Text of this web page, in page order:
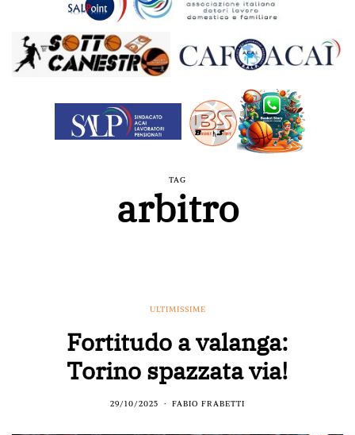
TAG
arbitro
ULTIMISSIME
Fortitudo a valanga:
Torino spazzata via!
29/10/2025 FABIO FRABETTI